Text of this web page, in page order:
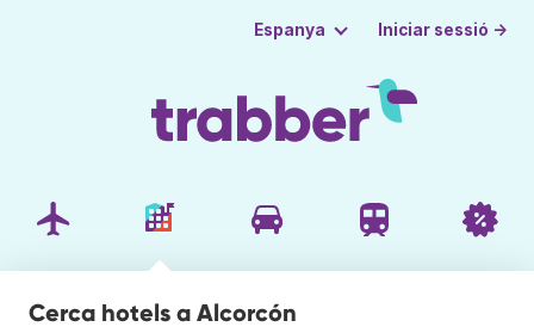
Espanya Iniciar sessió →
Cerca hotels a Alcorcón